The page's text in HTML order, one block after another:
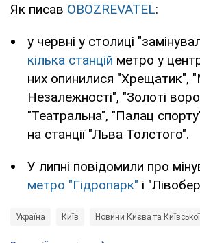
Як писав OBOZREVATEL:
у червні у столиці
кілька станцій метро у
них опинилися "Хрещатик",
Незалежності", "Золоті
"Театральна", "Палац
на станції "Льва Толстого".
У липні повідомили про
метро "Гідропарк" і
Україна Київ Новини Києва та Київської